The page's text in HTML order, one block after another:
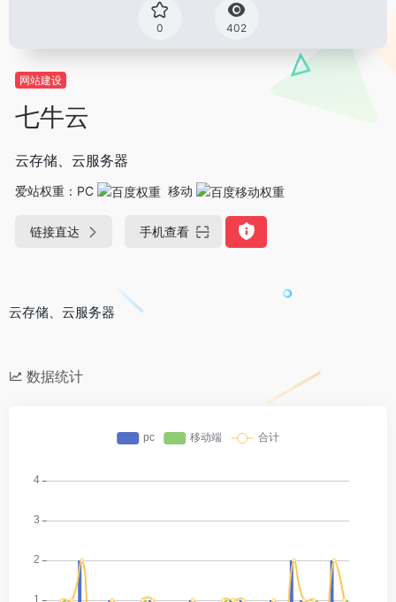
0 402
网站建设
七牛云
云存储、云服务器
爱站权重： PC 移动
链接直达 手机查看
云存储、云服务器
数据统计